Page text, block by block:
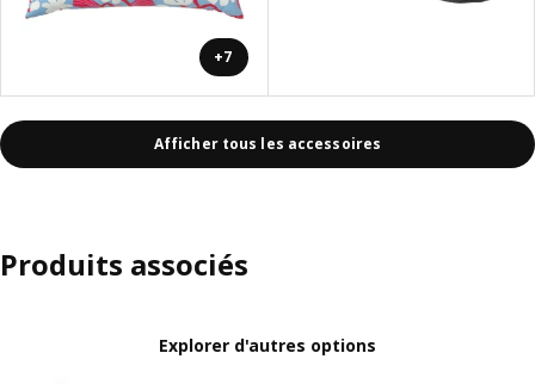
+7
Afficher tous les accessoires
Produits associés
Explorer d'autres options